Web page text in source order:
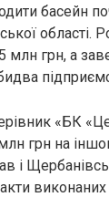
басейн
млн грн, а
«БК
грн на
і